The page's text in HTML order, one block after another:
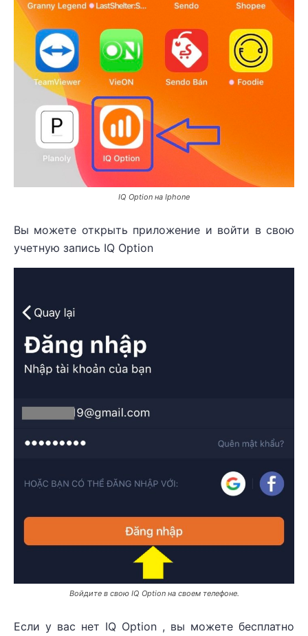
IQ Option на Iphone
Вы можете открыть приложение и войти в свою
учетную запись IQ Option
Войдите в свою IQ Option на своем телефоне.
Если у вас нет IQ Option , вы можете бесплатно